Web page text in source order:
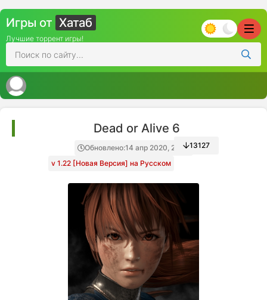
Игры от Хатаб
Лучшие торрент игры!
Dead or Alive 6
Обновлено:14 апр 2020, 21:48
v 1.22 [Новая Версия] на Русском
13127